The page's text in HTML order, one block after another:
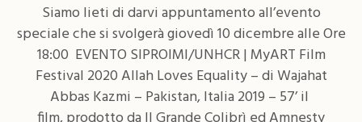
Siamo lieti di darvi appuntamento all’evento
speciale che si svolgerà giovedì 10 dicembre alle Ore
18:00 EVENTO SIPROIMI/UNHCR | MyART Film
Festival 2020 Allah Loves Equality – di Wajahat
Abbas Kazmi – Pakistan, Italia 2019 – 57’ il